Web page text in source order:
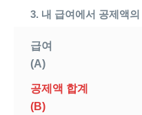
3. 내 급여에서 공제액
급여
(A)
공제액 합계
(B)